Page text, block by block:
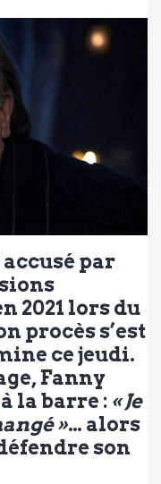
par
2021 lors du
procès s’est
ce jeudi.
Fanny
la barre : « Je
»… alors
son